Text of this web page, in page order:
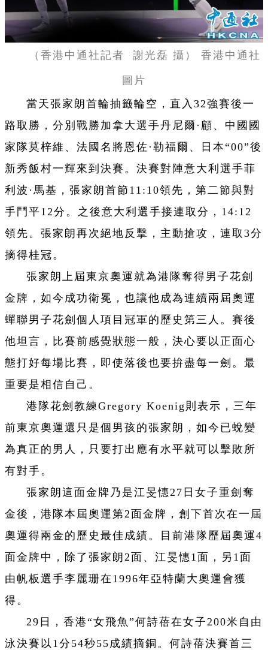
（香港中通社記者 謝光磊 攝） 香港中通社
圖片
當天張家朗首輪抽籤輪空，直入32強賽後一
路取勝，分別戰勝加拿大選手丹尼爾·顧、中國國
家隊莫梓維、法國名將恩佐·勒福爾、日本“00”後
新秀飯村一輝來到決賽。決賽對陣意大利選手菲
利波·馬基，張家朗首節11:10領先，第二節與對
手鬥平12分。之後意大利選手接連取分，14:12
領先。張家朗再次絕地反擊，主動搶攻，連取3分
摘得桂冠。
張家朗上屆東京奧運就為港隊奪得男子花劍
金牌，如今成功衛冕，也讓他成為連續兩屆奧運
蟬聯男子花劍個人項目冠軍的歷史第三人。賽後
他坦言，比賽前感覺狀態一般，決心要以正面心
態打好每場比賽，即使落後也要拚盡每一劍。最
重要是相信自己。
港隊花劍教練Gregory Koenig則表示，三年
前東京奧運還只是個男孩的張家朗，如今已蛻變
為真正的男人，只要打出應有水平就可以擊敗所
有對手。
張家朗這面金牌乃是江旻憓27日女子重劍奪
金後，港隊本屆奧運第2面金牌，創下首次在一屆
奧運得兩金的歷史最佳成績。目前港隊歷屆奧運4
面金牌中，除了張家朗2面、江旻憓1面，另1面
由帆板選手李麗珊在1996年亞特蘭大奧運會獲
得。
29日，香港“女飛魚”何詩蓓在女子200米自由
泳決賽以1分54秒55成績摘銅。何詩蓓決賽首三